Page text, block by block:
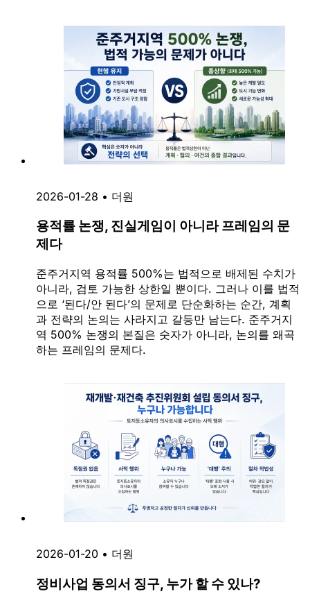
2026-01-28 • 더원
용적률 논쟁, 진실게임이 아니라 프레임의 문
제다
준주거지역 용적률 500%는 법적으로 배제된 수치가
아니라, 검토 가능한 상한일 뿐이다. 그러나 이를 법적
으로 ‘된다/안 된다’의 문제로 단순화하는 순간, 계획
과 전략의 논의는 사라지고 갈등만 남는다. 준주거지
역 500% 논쟁의 본질은 숫자가 아니라, 논의를 왜곡
하는 프레임의 문제다.
2026-01-20 • 더원
정비사업 동의서 징구, 누가 할 수 있나?